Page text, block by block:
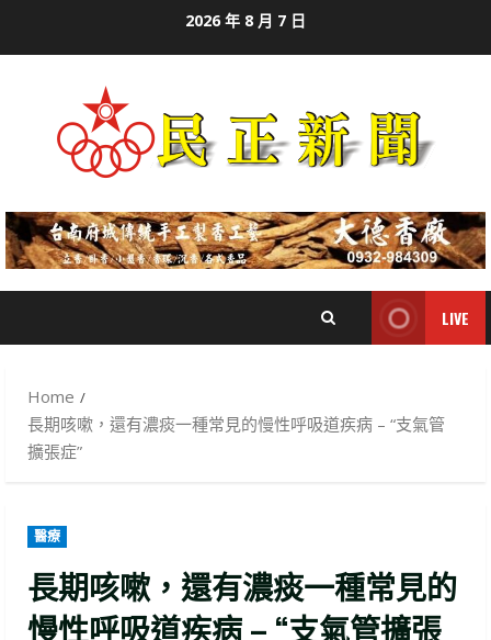
2026 年 8 月 7 日
LIVE
Home
長期咳嗽，還有濃痰一種常見的慢性呼吸道疾病 – “支氣管
擴張症”
醫療
長期咳嗽，還有濃痰一種常見的
慢性呼吸道疾病 – “支氣管擴張